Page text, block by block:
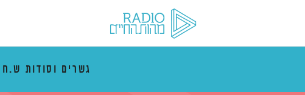
גשרים וסודות ש.ח